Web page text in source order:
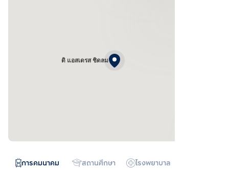
ดิ แอสเดรส ชิดลม
การคมนาคม สถานศึกษา โรงพยาบาล